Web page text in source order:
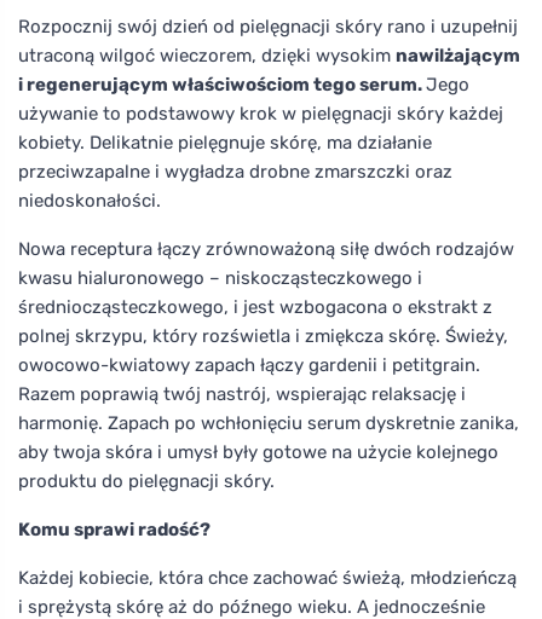
Rozpocznij swój dzień od pielęgnacji skóry rano i uzupełnij
utraconą wilgoć wieczorem, dzięki wysokim nawilżającym
i regenerującym właściwościom tego serum.Jego
używanie to podstawowy krok w pielęgnacji skóry każdej
kobiety. Delikatnie pielęgnuje skórę, ma działanie
przeciwzapalne i wygładza drobne zmarszczki oraz
niedoskonałości.
Nowa receptura łączy zrównoważoną siłę dwóch rodzajów
kwasu hialuronowego – niskocząsteczkowego i
średniocząsteczkowego, i jest wzbogacona o ekstrakt z
polnej skrzypu, który rozświetla i zmiękcza skórę. Świeży,
owocowo-kwiatowy zapach łączy gardenii i petitgrain.
Razem poprawią twój nastrój, wspierając relaksację i
harmonię. Zapach po wchłonięciu serum dyskretnie zanika,
aby twoja skóra i umysł były gotowe na użycie kolejnego
produktu do pielęgnacji skóry.
Komu sprawi radość?
Każdej kobiecie, która chce zachować świeżą, młodzieńczą
i sprężystą skórę aż do późnego wieku. A jednocześnie